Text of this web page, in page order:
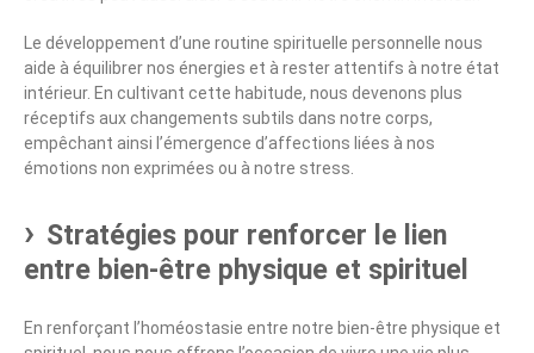
Le développement d’une routine spirituelle personnelle nous
aide à équilibrer nos énergies et à rester attentifs à notre état
intérieur. En cultivant cette habitude, nous devenons plus
réceptifs aux changements subtils dans notre corps,
empêchant ainsi l’émergence d’affections liées à nos
émotions non exprimées ou à notre stress.
Stratégies pour renforcer le lien
entre bien-être physique et spirituel
En renforçant l’homéostasie entre notre bien-être physique et